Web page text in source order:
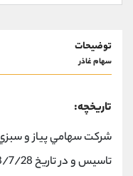
توضیحات
سهام غاذر
تاریخچه: